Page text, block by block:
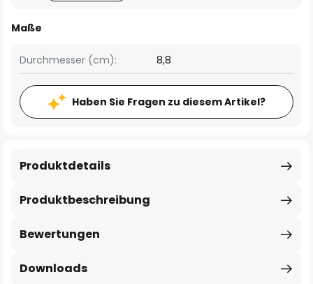
Maße
Durchmesser (cm): 8,8
Haben Sie Fragen zu diesem Artikel?
Produktbeschreibung
Produktdetails
Bewertungen
Downloads